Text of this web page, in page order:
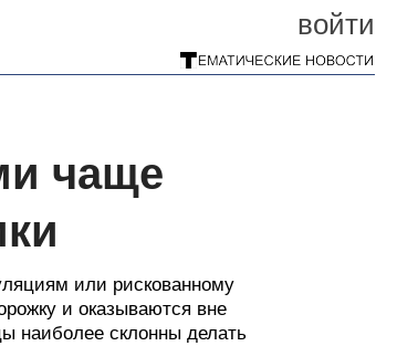
войти
чаще
или рискованному
и оказываются вне
наиболее склонны делать